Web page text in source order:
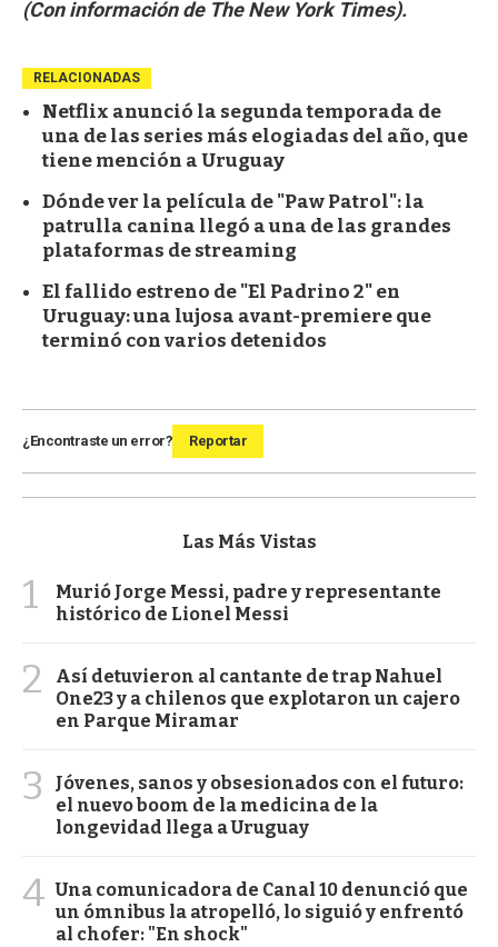
(Con información de The New York Times).
RELACIONADAS
Netflix anunció la segunda temporada de
una de las series más elogiadas del año, que
tiene mención a Uruguay
Dónde ver la película de "Paw Patrol": la
patrulla canina llegó a una de las grandes
plataformas de streaming
El fallido estreno de "El Padrino 2" en
Uruguay: una lujosa avant-premiere que
terminó con varios detenidos
¿Encontraste un error? Reportar
Las Más Vistas
1
Murió Jorge Messi, padre y representante
histórico de Lionel Messi
2
Así detuvieron al cantante de trap Nahuel
One23 y a chilenos que explotaron un cajero
en Parque Miramar
3
Jóvenes, sanos y obsesionados con el futuro:
el nuevo boom de la medicina de la
longevidad llega a Uruguay
4 Una comunicadora de Canal 10 denunció que
un ómnibus la atropelló, lo siguió y enfrentó
al chofer: "En shock"